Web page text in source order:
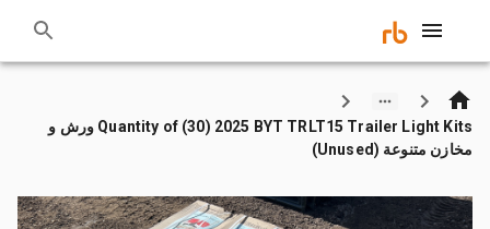
Quantity of (30) 2025 BYT TRLT15 Trailer Light Kits ورش و
مخازن متنوعة (Unused)